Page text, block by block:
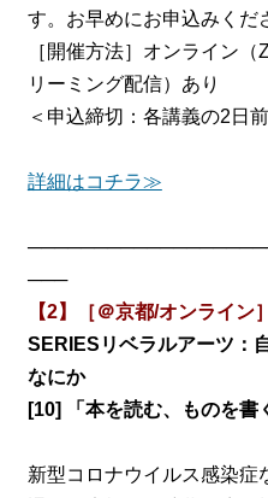
す。お早めにお申込みくだ
［開催方法］オンライン
リーミング配信）あり
＜申込締切：各講義の2日
詳細はコチラ≫
───
【2】［＠京都/オンライン
SERIESリベラルアーツ：
なにか
[10] 「本を読む、ものを書
新型コロナウイルス感染症